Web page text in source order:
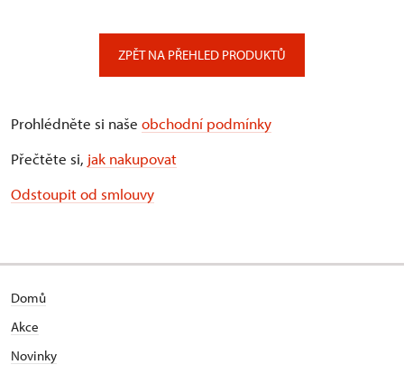
ZPĚT NA PŘEHLED PRODUKTŮ
Prohlédněte si naše obchodní podmínky
Přečtěte si, jak nakupovat
Odstoupit od smlouvy
Domů
Akce
Novinky